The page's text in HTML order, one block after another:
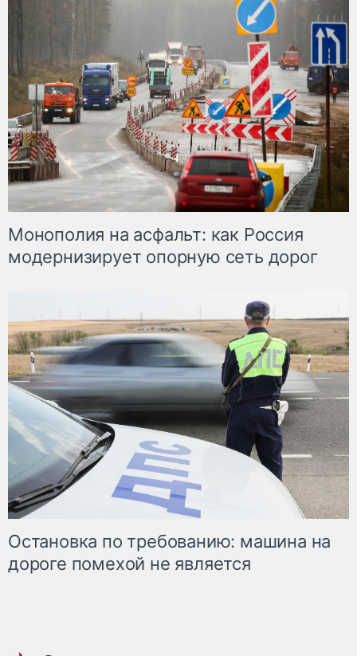
Монополия на асфальт: как Россия
модернизирует опорную сеть дорог
Остановка по требованию: машина на
дороге помехой не является